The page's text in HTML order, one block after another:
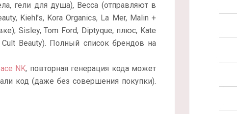
гели для душа), Becca (отправляют в
Kiehl’s, Kora Organics, La Mer, Malin +
Sisley, Tom Ford, Diptyque, плюс, Kate
Beauty). Полный список брендов на
NK, повторная генерация кода может
код (даже без совершения покупки).